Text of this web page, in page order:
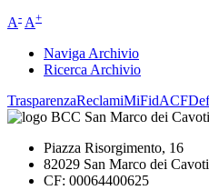
A- A+
Naviga Archivio
Ricerca Archivio
TrasparenzaReclamiMiFidACF
Piazza Risorgimento, 16
82029 San Marco dei
CF: 00064400625